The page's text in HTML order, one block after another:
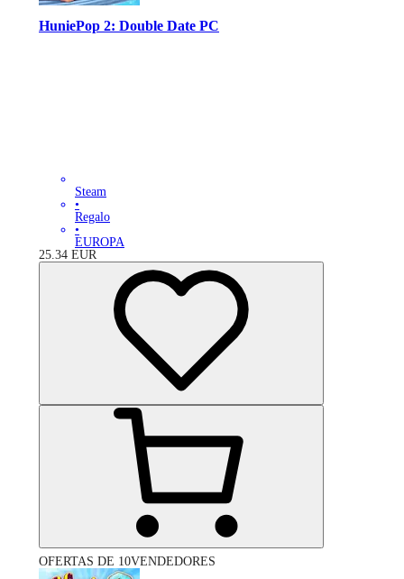
HuniePop 2: Double Date PC
Steam
•
Regalo
•
EUROPA
25.34 EUR
OFERTAS DE 10VENDEDORES